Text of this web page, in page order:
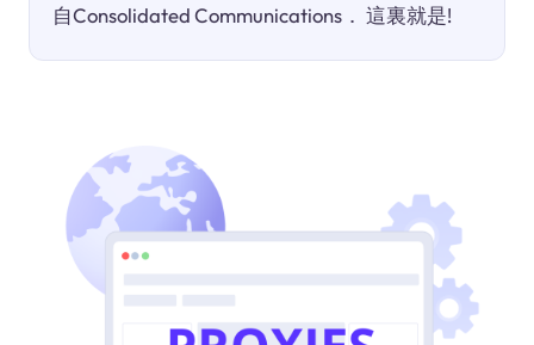
自Consolidated Communications． 這裏就是!